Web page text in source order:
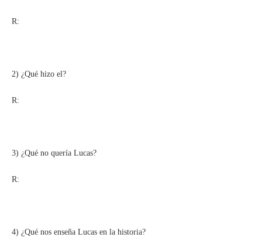
R:
2) ¿Qué hizo el?
R:
3) ¿Qué no quería Lucas?
R:
4) ¿Qué nos enseña Lucas en la historia?